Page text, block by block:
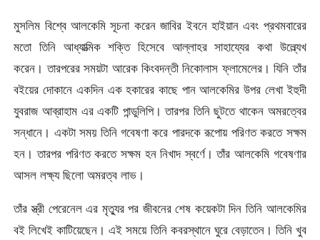
মুসলিম বিশ্বে আলকেমি সূচনা করেন জাবির ইবনে হাইয়ান এবং প্রথমবারের
মতো তিনি আধ্যাত্মিক শক্তি হিসেবে আল্লাহর সাহায্যের কথা উল্ল্যেখ
করেন। তারপরের সময়টা আরেক কিংবদন্তী নিকোলাস ফ্লামেলের। যিনি তাঁর
বইয়ের দোকানে একদিন এক হকারের কাছে পান আলকেমির উপর লেখা ইহুদী
যুবরাজ আব্রাহাম এর একটি পান্ডুলিপি। তারপর তিনি ছুটতে থাকেন অমরত্বের
সন্ধানে। একটা সময় তিনি গবেষণা করে পারদকে রূপোয় পরিণত করতে সক্ষম
হন। তারপর পরিণত করতে সক্ষম হন নিখাদ স্বর্ণে। তাঁর আলকেমি গবেষণার
আসল লক্ষ্য ছিলো অমরত্ব লাভ।
তাঁর স্ত্রী পেরেনেল এর মৃত্যুর পর জীবনের শেষ কয়েকটা দিন তিনি আলকেমির
বই লিখেই কাটিয়েছেন। এই সময়ে তিনি কবরস্থানে ঘুরে বেড়াতেন। তিনি খুব